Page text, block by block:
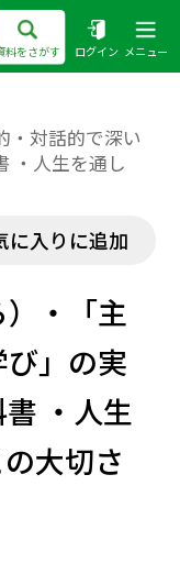
料をさがす ログイン メニュー
・対話的で深い
・人生を通し
に入りに追加
）・「主
」の実
・人生
大切さ